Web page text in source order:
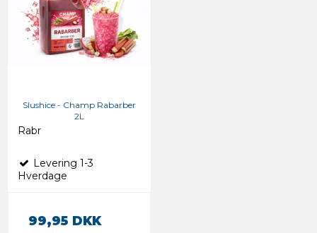
Slushice - Champ Rabarber
2L
Rabr
Levering 1-3
Hverdage
99,95 DKK